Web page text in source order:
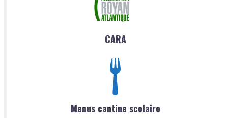
CARA
Menus cantine scolaire